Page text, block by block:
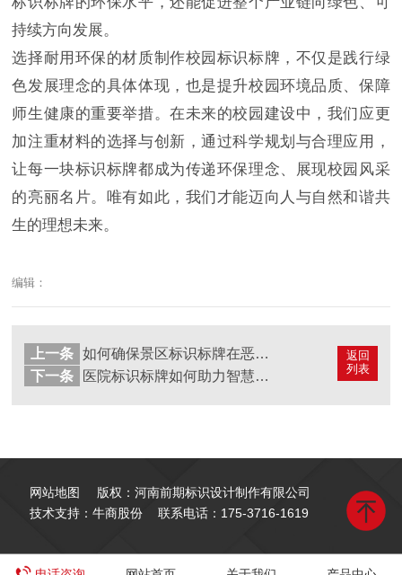
持续方向发展。
选择耐用环保的材质制作校园标识标牌，不仅是践行绿
色发展理念的具体体现，也是提升校园环境品质、保障
师生健康的重要举措。在未来的校园建设中，我们应更
加注重材料的选择与创新，通过科学规划与合理应用，
让每一块标识标牌都成为传递环保理念、展现校园风采
的亮丽名片。唯有如此，我们才能迈向人与自然和谐共
生的理想未来。
编辑：
返回
列表
上一条
如何确保景区标识标牌在恶劣天气下清晰可见？
下一条
医院标识标牌如何助力智慧医院建设？
网站地图
版权：河南前期标识设计制作有限公司
技术支持：牛商股份
联系电话： 175-3716-1619